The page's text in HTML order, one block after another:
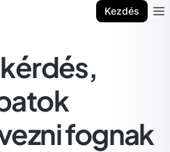
Kezdés
fognak